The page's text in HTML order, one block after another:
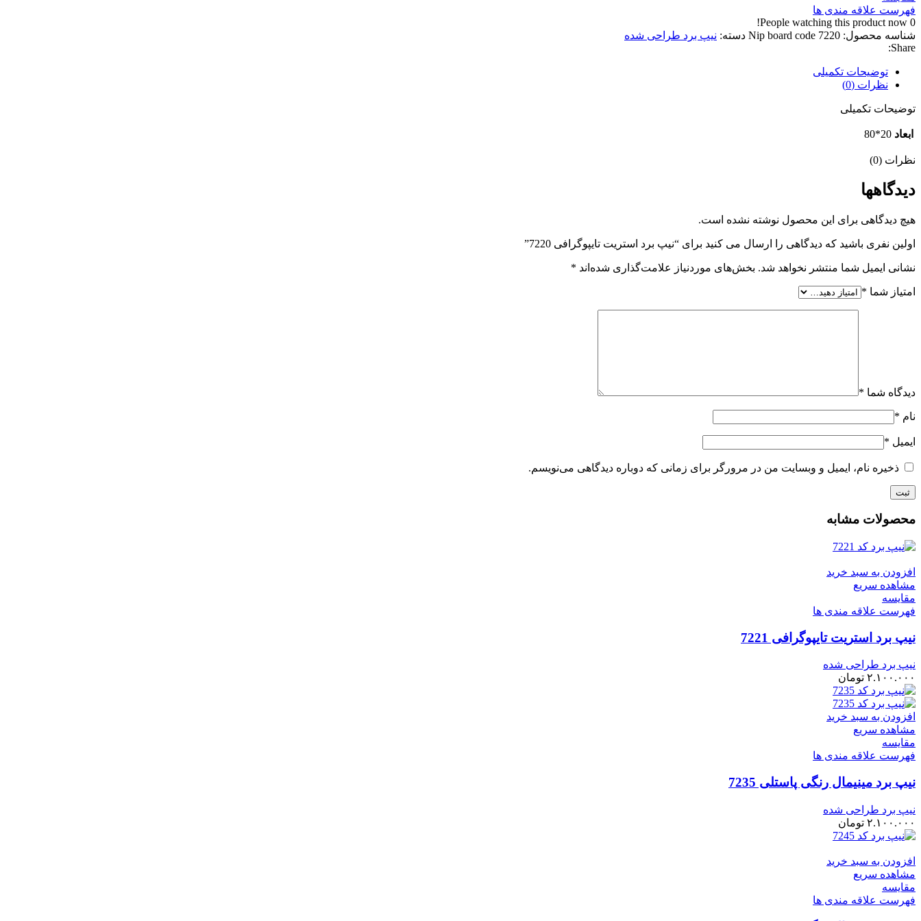
فهرست علاقه مندی ها
0
People watching this product now!
شناسه محصول: Nip board code 7220 دسته: نیپ برد طراحی شده
Share:
توضیحات تکمیلی
نظرات (0)
توضیحات تکمیلی
ابعاد 20*80
نظرات (0)
دیدگاهها
هیچ دیدگاهی برای این محصول نوشته نشده است.
اولین نفری باشید که دیدگاهی را ارسال می کنید برای “نیپ برد استریت تایپوگرافی 7220”
نشانی ایمیل شما منتشر نخواهد شد. بخش‌های موردنیاز علامت‌گذاری شده‌اند *
امتیاز شما *
دیدگاه شما *
نام *
ایمیل *
ذخیره نام، ایمیل و وبسایت من در مرورگر برای زمانی که دوباره دیدگاهی می‌نویسم.
محصولات مشابه
افزودن به سبد خرید
مشاهده سریع
مقایسه
فهرست علاقه مندی ها
نیپ برد استریت تایپوگرافی 7221
نیپ برد طراحی شده
۲.۱۰۰.۰۰۰ تومان
افزودن به سبد خرید
مشاهده سریع
مقایسه
فهرست علاقه مندی ها
نیپ برد مینیمال رنگی پاستلی 7235
نیپ برد طراحی شده
۲.۱۰۰.۰۰۰ تومان
افزودن به سبد خرید
مشاهده سریع
مقایسه
فهرست علاقه مندی ها